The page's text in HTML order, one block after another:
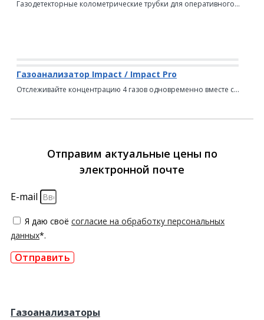
Газодетекторные колометрические трубки для оперативного...
Газоанализатор Impact / Impact Pro
Отслеживайте концентрацию 4 газов одновременно вместе с...
Отправим актуальные цены по
электронной почте
E-mail
Я даю своё согласие на обработку персональных
данных*.
Отправить
Газоанализаторы